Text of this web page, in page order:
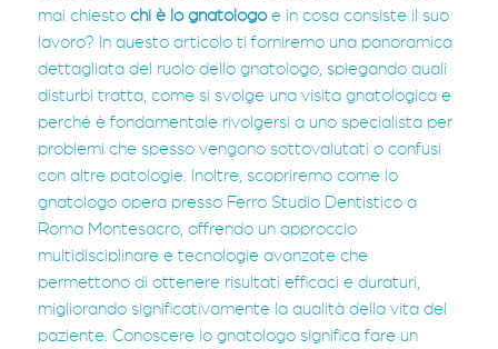
mai chiesto chi è lo gnatologoe in cosa consiste il suo
lavoro? In questo articolo ti forniremo una panoramica
dettagliata del ruolo dello gnatologo, spiegando quali
disturbi tratta, come si svolge una visita gnatologica e
perché è fondamentale rivolgersi a uno specialista per
problemi che spesso vengono sottovalutati o confusi
con altre patologie. Inoltre, scopriremo come lo
gnatologo opera presso Ferro Studio Dentistico a
Roma Montesacro, offrendo un approccio
multidisciplinare e tecnologie avanzate che
permettono di ottenere risultati efficaci e duraturi,
migliorando significativamente la qualità della vita del
paziente. Conoscere lo gnatologo significa fare un